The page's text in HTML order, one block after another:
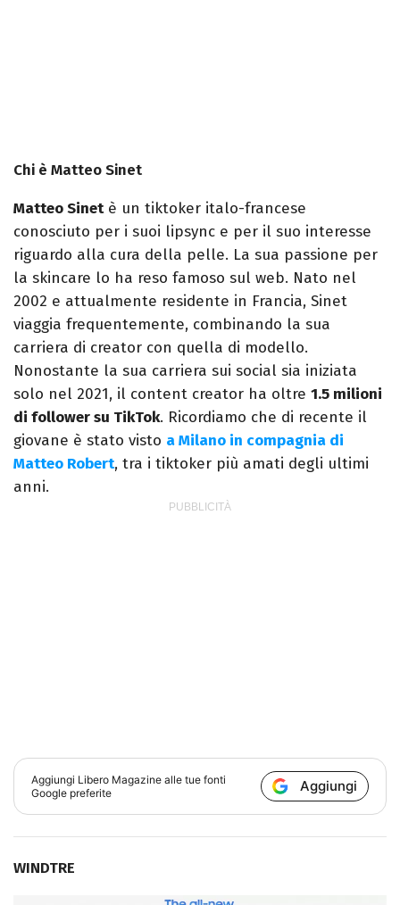
Chi è Matteo Sinet
Matteo Sinetè un tiktoker italo-francese
conosciuto per i suoi lipsync e per il suo interesse
riguardo alla cura della pelle. La sua passione per
la skincare lo ha reso famoso sul web. Nato nel
2002 e attualmente residente in Francia, Sinet
viaggia frequentemente, combinando la sua
carriera di creator con quella di modello.
Nonostante la sua carriera sui social sia iniziata
solo nel 2021, il content creator ha oltre 1.5 milioni
di follower su TikTok. Ricordiamo che di recente il
giovane è stato visto a Milano in compagnia di
Matteo Robert, tra i tiktoker più amati degli ultimi
anni.
Aggiungi Libero Magazine alle tue fonti
Google preferite
Aggiungi
WINDTRE